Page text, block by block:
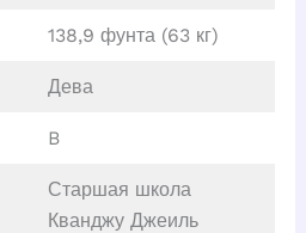
138,9 фунта (63 кг)
Дева
B
Старшая школа
Кванджу Джеиль